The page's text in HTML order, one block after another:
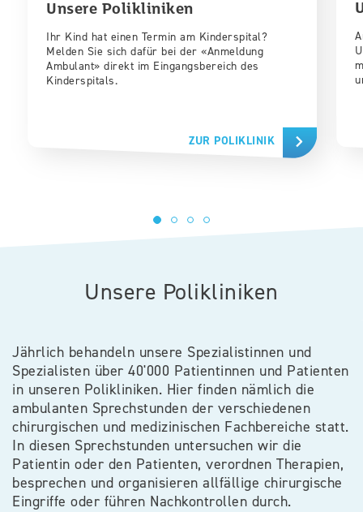
Unsere Polikliniken
Ihr Kind hat einen Termin am Kinderspital?
Melden Sie sich dafür bei der «Anmeldung
Ambulant» direkt im Eingangsbereich des
Kinderspitals.
ZUR POLIKLINIK
Unsere Polikliniken
Jährlich behandeln unsere Spezialistinnen und
Spezialisten über 40'000 Patientinnen und Patienten
in unseren Polikliniken. Hier finden nämlich die
ambulanten Sprechstunden der verschiedenen
chirurgischen und medizinischen Fachbereiche statt.
In diesen Sprechstunden untersuchen wir die
Patientin oder den Patienten, verordnen Therapien,
besprechen und organisieren allfällige chirurgische
Eingriffe oder führen Nachkontrollen durch.